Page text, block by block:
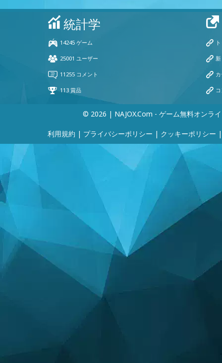
© 2026 | NAJOX.com - ゲーム無料オンラ
利用規約 | プライバシーポリシー | クッキーポリシー